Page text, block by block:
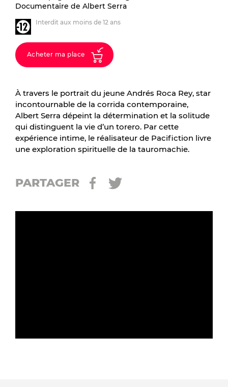
Documentaire de Albert Serra
Interdit aux moins de 12 ans
Acheter ma place
À travers le portrait du jeune Andrés Roca Rey, star
incontournable de la corrida contemporaine,
Albert Serra dépeint la détermination et la solitude
qui distinguent la vie d’un torero. Par cette
expérience intime, le réalisateur de Pacifiction livre
une exploration spirituelle de la tauromachie.
PARTAGER